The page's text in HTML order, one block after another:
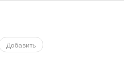
Добавить